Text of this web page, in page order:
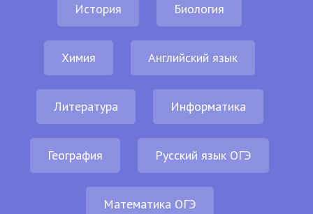
История Биология
Химия Английский язык
Литература Информатика
География Русский язык ОГЭ
Математика ОГЭ